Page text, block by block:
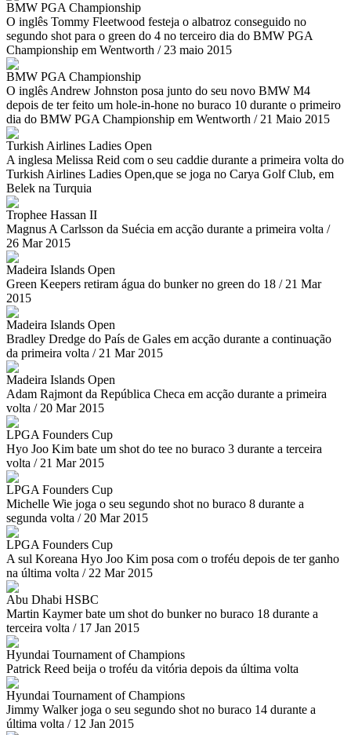
BMW PGA Championship
O inglês Tommy Fleetwood festeja o albatroz conseguido no
segundo shot para o green do 4 no terceiro dia do BMW PGA
Championship em Wentworth / 23 maio 2015
BMW PGA Championship
O inglês Andrew Johnston posa junto do seu novo BMW M4
depois de ter feito um hole-in-hone no buraco 10 durante o primeiro
dia do BMW PGA Championship em Wentworth / 21 Maio 2015
Turkish Airlines Ladies Open
A inglesa Melissa Reid com o seu caddie durante a primeira volta do
Turkish Airlines Ladies Open,que se joga no Carya Golf Club, em
Belek na Turquia
Trophee Hassan II
Magnus A Carlsson da Suécia em acção durante a primeira volta /
26 Mar 2015
Madeira Islands Open
Green Keepers retiram água do bunker no green do 18 / 21 Mar
2015
Madeira Islands Open
Bradley Dredge do País de Gales em acção durante a continuação
da primeira volta / 21 Mar 2015
Madeira Islands Open
Adam Rajmont da República Checa em acção durante a primeira
volta / 20 Mar 2015
LPGA Founders Cup
Hyo Joo Kim bate um shot do tee no buraco 3 durante a terceira
volta / 21 Mar 2015
LPGA Founders Cup
Michelle Wie joga o seu segundo shot no buraco 8 durante a
segunda volta / 20 Mar 2015
LPGA Founders Cup
A sul Koreana Hyo Joo Kim posa com o troféu depois de ter ganho
na última volta / 22 Mar 2015
Abu Dhabi HSBC
Martin Kaymer bate um shot do bunker no buraco 18 durante a
terceira volta / 17 Jan 2015
Hyundai Tournament of Champions
Patrick Reed beija o troféu da vitória depois da última volta
Hyundai Tournament of Champions
Jimmy Walker joga o seu segundo shot no buraco 14 durante a
última volta / 12 Jan 2015